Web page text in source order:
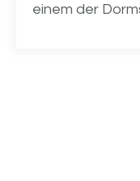
einem der